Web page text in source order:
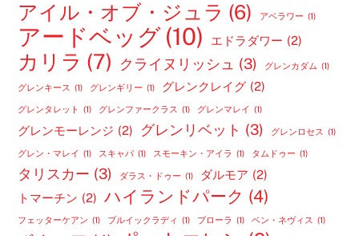
アイル・オブ・ジュラ (6) アベラワー (1)
アードベッグ (10) エドラダワー (2)
カリラ (7) クライヌリッシュ (3) グレンカダム (1)
グレンキース (1) グレンギリー (1) グレンクレイグ (2)
グレンタレット (1) グレンファークラス (1) グレンマレイ (1)
グレンモーレンジ (2) グレンリベット (3) グレンロセス (1)
グレン・マレイ (1) スキャパ (1) スモーキン・アイラ (1) タムドゥー (1)
タリスカー (3) ダラス・ドゥー (1) ダルモア (2)
トマーチン (2) ハイランドパーク (4)
フェッターケアン (1) ブルイックラディ (1) ブローラ (1) ベン・ネヴィス (1)